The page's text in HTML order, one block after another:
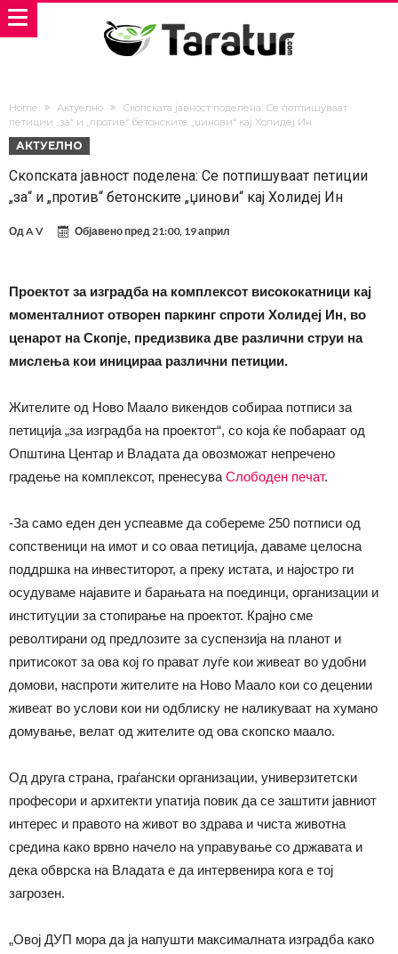
Home Актуелно
Скопската јавност поделена: Се потпишуваат
петиции „за“ и „против“ бетонските „џинови“ кај Холидеј Ин
АКТУЕЛНО
Скопската јавност поделена: Се потпишуваат петиции
„за“ и „против“ бетонските „џинови“ кај Холидеј Ин
ОдA V Објавено пред21:00, 19 април
Проектот за изградба на комплексот висококатници кај
моменталниот отворен паркинг спроти Холидеј Ин, во
ценарот на Скопје, предизвика две различни струи на
мислења кои иницираа различни петиции.
Жителите од Ново Маало викендов собираа потписи за
петиција „за изградба на проектот“, со која ќе побараат од
Општина Центар и Владата да овозможат непречено
градење на комплексот, пренесува Слободен печат.
-За само еден ден успеавме да собереме 250 потписи од
сопственици на имот и со оваа петиција, даваме целосна
поддршка на инвеститорот, а преку истата, и најостро ги
осудуваме најавите и барањата на поединци, организации и
институции за стопирање на проектот. Крајно сме
револтирани од предлозите за суспензија на планот и
притисокот за ова кој го прават луѓе кои живеат во удобни
домови, наспроти жителите на Ново Маало кои со децении
живеат во услови кои ни одблиску не наликуваат на хумано
домување, велат од жителите од ова скопско маало.
Од друга страна, граѓански организации, универзитетски
професори и архитекти упатија повик да се заштити јавниот
интерес и правото на живот во здрава и чиста животна
средина како врвно начело на управување со државата и
дека обврска на Владата е да интервенира кога е тој
загрозен.
„Овој ДУП мора да ја напушти максималната изградба како